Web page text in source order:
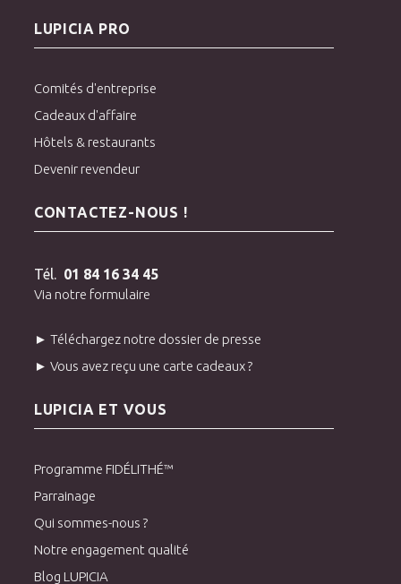
LUPICIA PRO
Comités d'entreprise
Cadeaux d'affaire
Hôtels & restaurants
Devenir revendeur
CONTACTEZ-NOUS !
Tél. 01 84 16 34 45
Via notre formulaire
► Téléchargez notre dossier de presse
► Vous avez reçu une carte cadeaux ?
LUPICIA ET VOUS
Programme FIDÉLITHÉ™
Parrainage
Qui sommes-nous ?
Notre engagement qualité
Blog LUPICIA